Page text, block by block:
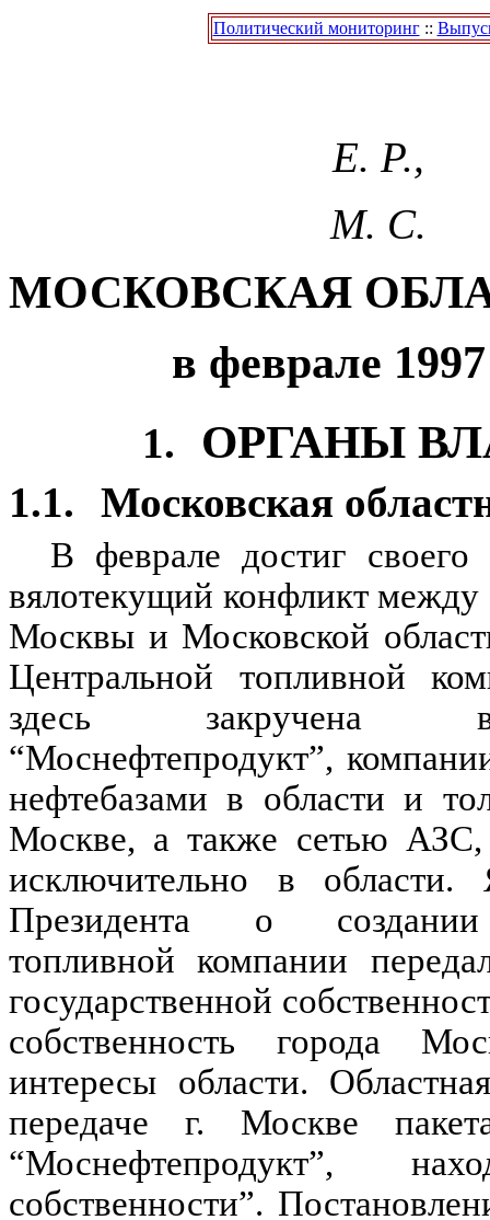
Политический мониторинг::
Е. Р.,
М. С.
МОСКОВСКАЯ
в феврале
1. ОРГАНЫ
1.1. Московская
В феврале достиг своего
вялотекущий конфликт между
Москвы и Московской
Центральной топливной
здесь закручена
“Моснефтепродукт”,
нефтебазами в области и
Москве, а также сетью АЗС,
исключительно в области.
Президента о
топливной компании
государственной
собственность города
интересы области.
передаче г. Москве
“Моснефтепродукт”,
собственности”.